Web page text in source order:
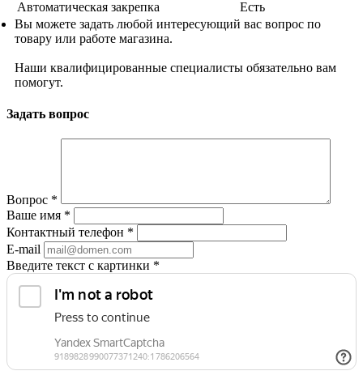
Автоматическая закрепка
Есть
Вы можете задать любой интересующий вас вопрос по
товару или работе магазина.
Наши квалифицированные специалисты обязательно вам
помогут.
Задать вопрос
Вопрос *
Ваше имя *
Контактный телефон *
E-mail
Введите текст с картинки *